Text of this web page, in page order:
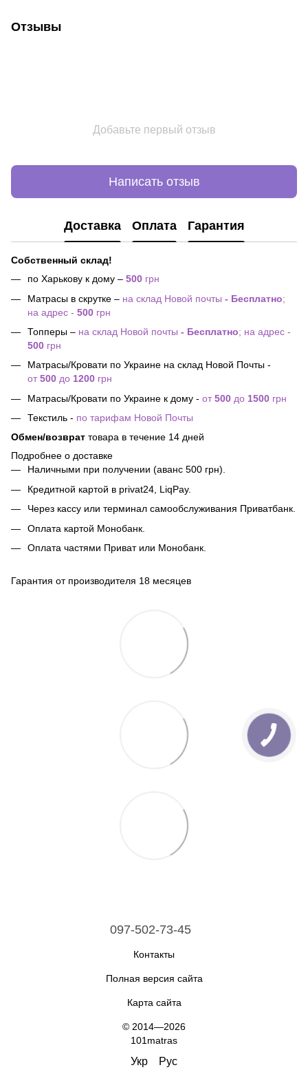
Отзывы
Добавьте первый отзыв
Написать отзыв
Доставка Оплата Гарантия
Собственный склад!
по Харькову к дому – 500 грн
Матрасы в скрутке – на склад Новой почты - Бесплатно;
на адрес - 500 грн
Топперы – на склад Новой почты - Бесплатно; на адрес -
500 грн
Матрасы/Кровати по Украине на склад Новой Почты -
от500 до 1200 грн
Матрасы/Кровати по Украине к дому - от500 до 1500 грн
Текстиль - по тарифам Новой Почты
Обмен/возврат товара в течение 14 дней
Подробнее о доставке
Наличными при получении (аванс 500 грн).
Кредитной картой в privat24, LiqPay.
Через кассу или терминал самообслуживания Приватбанк.
Оплата картой Монобанк.
Оплата частями Приват или Монобанк.
Гарантия от производителя 18 месяцев
097-502-73-45
Контакты
Полная версия сайта
Карта сайта
© 2014—2026
101matras
Укр Рус